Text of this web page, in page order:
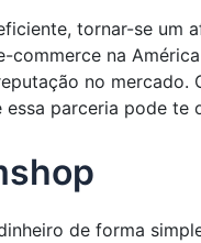
tornar-se um
na
no mercado.
parceria pode te
de forma